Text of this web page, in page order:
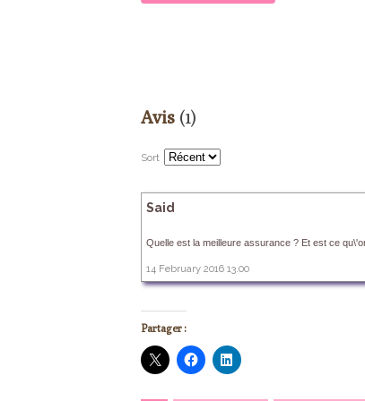
Avis (1)
Sort
Said
Quelle est la meilleure assurance ? Et est ce
14 February 2016 13.00
Partager :